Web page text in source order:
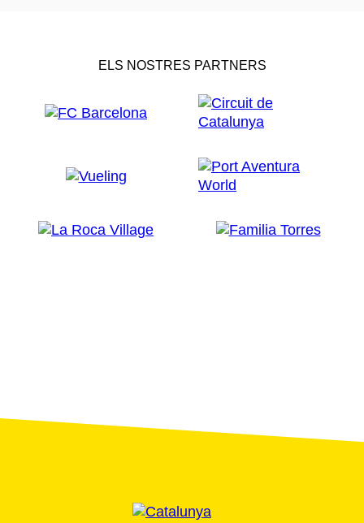
ELS NOSTRES PARTNERS